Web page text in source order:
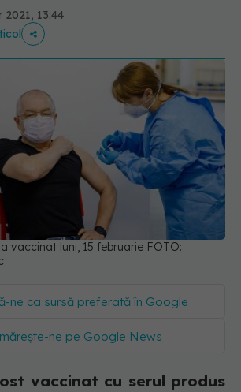
2021, 13:44
vaccinat luni, 15 februarie FOTO:
ne ca sursă preferată în Google
ne pe Google News
vaccinat cu serul produs